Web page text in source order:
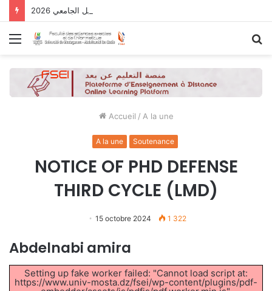
نتائج الدورة التاسعة للحصول على التأهيل الجامعي 2026
Menu
Accueil / A la une
A la une Soutenance
NOTICE OF PHD DEFENSE
THIRD CYCLE (LMD)
15 octobre 2024 1 322
Abdelnabi amira
Setting up fake worker failed: "Cannot load script at:
https://www.univ-mosta.dz/fsei/wp-content/plugins/pdf-